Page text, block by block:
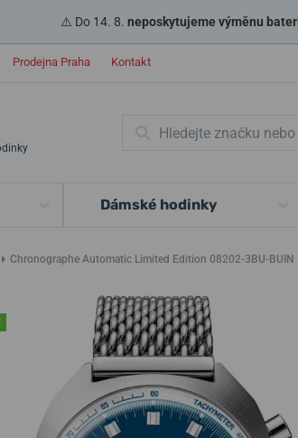
⚠️ Do 14. 8. neposkytujeme výměnu
Prodejna Praha Kontakt
Dámské hodinky
Chronographe Automatic Limited Edition 08202-3BU-BUIN